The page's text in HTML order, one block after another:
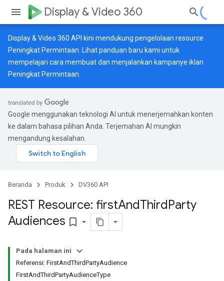
Display & Video 360
Display & Video 360 API kini mendukung pengelolaan resource
Peningkat Permintaan. Lihatpanduan baru kami untuk
mempelajari cara membuat dan menjalankan kampanye iklan
Peningkat Permintaan.
Google menggunakan teknologi AI untuk menerjemahkan konten
ke dalam bahasa pilihan Anda. Terjemahan AI mungkin
mengandung kesalahan.
Beranda Produk DV360 API
REST Resource: firstAndThirdParty
Audiences bookmark_border
Pada halaman ini
Referensi: FirstAndThirdPartyAudience
FirstAndThirdPartyAudienceType